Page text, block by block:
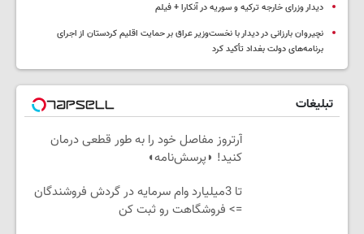
دیدار وزرای خارجه ترکیه و سوریه در آنکارا + فیلم
نچیروان بارزانی در دیدار با نخست‌وزیر عراق بر حمایت اقلیم کردستان از اجرای
برنامه‌های دولت بغداد تأکید کرد
تبلیغات
آرتروز مفاصل خود را به طور قطعی درمان
کنید! ◗پرسش‌نامه◖
تا 3میلیارد وام سرمایه در گردش فروشندگان
=> فروشگاهت رو ثبت کن